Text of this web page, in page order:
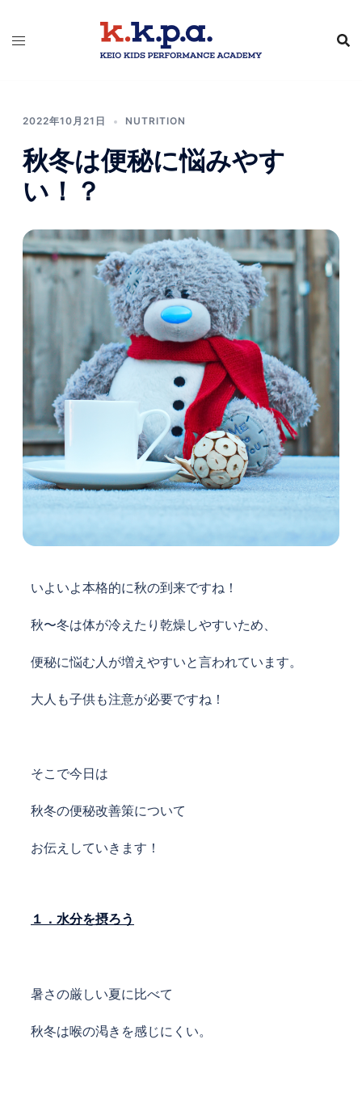
2022年10月21日 NUTRITION
秋冬は便秘に悩みやす
い！？
いよいよ本格的に秋の到来ですね！
秋〜冬は体が冷えたり 乾燥しやすいため、
便秘に悩む人が増えやすいと言われています。
大人も子供も注意が必要ですね！
そこで今日は
秋冬の便秘改善策について
お伝えしていきます！
１．水分を摂ろう
暑さの厳しい夏に比べて
秋冬は喉の渇きを感じにくい。